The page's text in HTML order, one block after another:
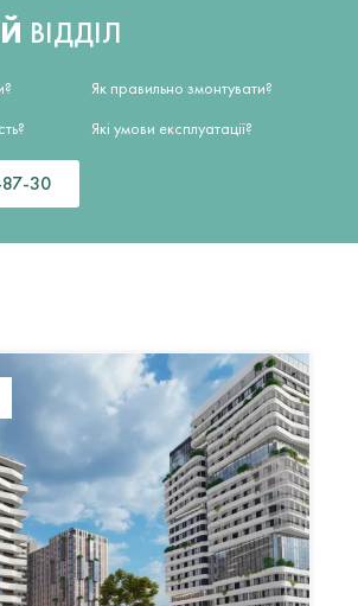
ВІДДІЛ
Як правильно змонтувати?
Які умови експлуатації?
30